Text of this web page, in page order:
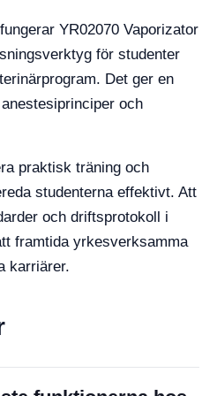
YR02070 Vaporizator
för studenter
Det ger en
och
praktisk träning och
studenterna effektivt. Att
och driftsprotokoll i
framtida yrkesverksamma
karriärer.